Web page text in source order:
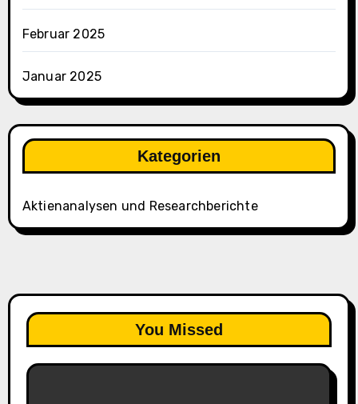
Februar 2025
Januar 2025
Kategorien
Aktienanalysen und Researchberichte
You Missed